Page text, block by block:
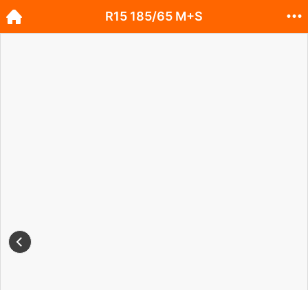
R15 185/65 M+S